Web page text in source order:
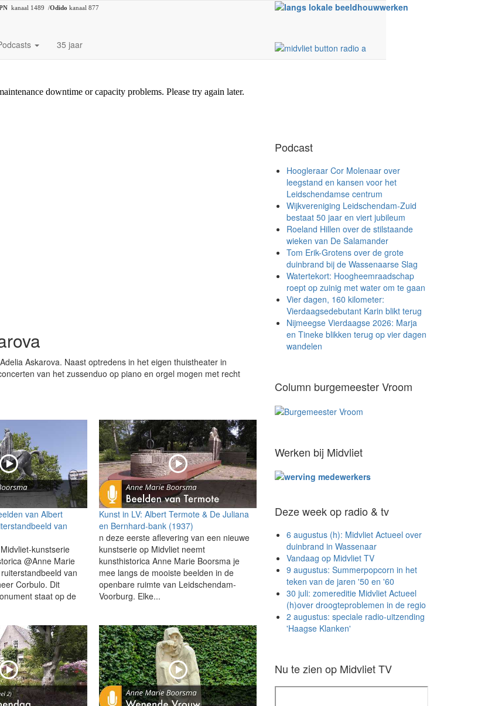
kanaal 1489 /Odido kanaal 877
35 jaar
Askarova. Naast optredens in het eigen thuistheater in
van het zussenduo op piano en orgel mogen met recht
van Albert
van
kunstserie
@Anne Marie
van
Corbulo. Dit
staat op de
Kunst in LV: Albert Termote & De Juliana
en Bernhard-bank (1937)
n deze eerste aflevering van een nieuwe
kunstserie op Midvliet neemt
kunsthistorica Anne Marie Boorsma je
mee langs de mooiste beelden in de
openbare ruimte van Leidschendam-
Voorburg. Elke...
Podcast
Hoogleraar Cor Molenaar over
leegstand en kansen voor het
Leidschendamse centrum
Wijkvereniging Leidschendam-Zuid
bestaat 50 jaar en viert jubileum
Roeland Hillen over de stilstaande
wieken van De Salamander
Tom Erik-Grotens over de grote
duinbrand bij de Wassenaarse Slag
Watertekort: Hoogheemraadschap
roept op zuinig met water om te gaan
Vier dagen, 160 kilometer:
Vierdaagsedebutant Karin blikt terug
Nijmeegse Vierdaagse 2026: Marja
en Tineke blikken terug op vier dagen
wandelen
Column burgemeester Vroom
Werken bij Midvliet
Deze week op radio & tv
6 augustus (h): Midvliet Actueel over
duinbrand in Wassenaar
Vandaag op Midvliet TV
9 augustus: Summerpopcorn in het
teken van de jaren '50 en '60
30 juli: zomereditie Midvliet Actueel
(h)over droogteproblemen in de regio
2 augustus: speciale radio-uitzending
'Haagse Klanken'
Nu te zien op Midvliet TV